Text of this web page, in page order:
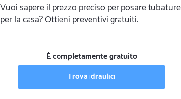
Vuoi sapere il prezzo preciso per posare tubature
per la casa? Ottieni preventivi gratuiti.
È completamente gratuito
Trova idraulici